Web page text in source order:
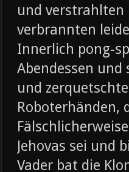
und verstrahlten
verbrannten
Innerlich pong-
Abendessen
und
Roboterhänden,
Jehovas sei und
Vader bat die